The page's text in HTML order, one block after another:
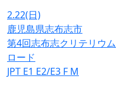
2.22(日)
鹿児島県志布志市
第4回志布志クリテリウム
ロード
JPT E1 E2/E3 F M